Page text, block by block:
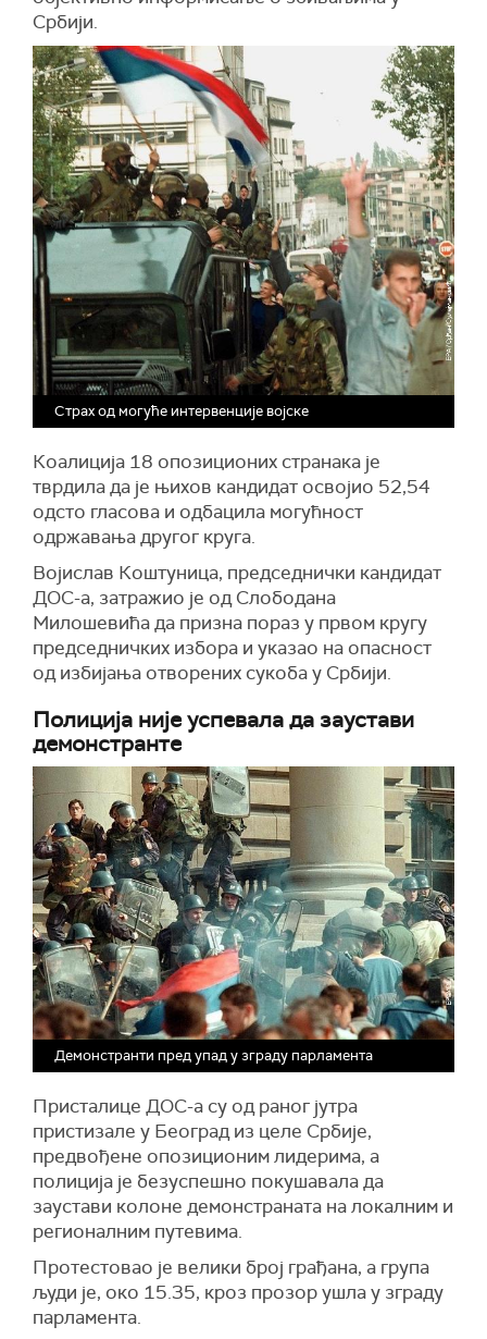
Србији.
Страх од могуће интервенције војске
Коалиција 18 опозиционих странака је
тврдила да је њихов кандидат освојио 52,54
одсто гласова и одбацила могућност
одржавања другог круга.
Војислав Коштуница, председнички кандидат
ДОС-а, затражио је од Слободана
Милошевића да призна пораз у првом кругу
председничких избора и указао на опасност
од избијања отворених сукоба у Србији.
Полиција није успевала да заустави
демонстранте
Демонстранти пред упад у зграду парламента
Присталице ДОС-а су од раног јутра
пристизале у Београд из целе Србије,
предвођене опозиционим лидерима, а
полиција је безуспешно покушавала да
заустави колоне демонстраната на локалним и
регионалним путевима.
Протестовао је велики број грађана, а група
људи је, око 15.35, кроз прозор ушла у зграду
парламента.